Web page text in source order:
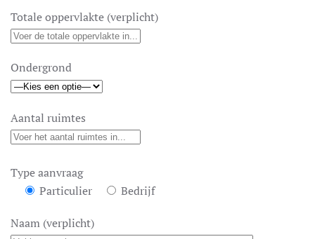
Totale oppervlakte (verplicht)
Ondergrond
Aantal ruimtes
Type aanvraag
Particulier
Bedrijf
Naam (verplicht)